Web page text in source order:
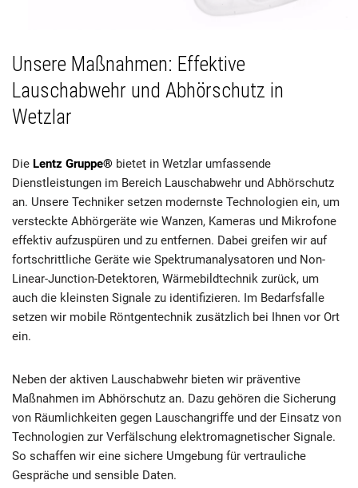
Unsere Maßnahmen: Effektive
Lauschabwehr und Abhörschutz in
Wetzlar
Die Lentz Gruppe® bietet in Wetzlar umfassende
Dienstleistungen im Bereich Lauschabwehr und Abhörschutz
an. Unsere Techniker setzen modernste Technologien ein, um
versteckte Abhörgeräte wie Wanzen, Kameras und Mikrofone
effektiv aufzuspüren und zu entfernen. Dabei greifen wir auf
fortschrittliche Geräte wie Spektrumanalysatoren und Non-
Linear-Junction-Detektoren, Wärmebildtechnik zurück, um
auch die kleinsten Signale zu identifizieren. Im Bedarfsfalle
setzen wir mobile Röntgentechnik zusätzlich bei Ihnen vor Ort
ein.
Neben der aktiven Lauschabwehr bieten wir präventive
Maßnahmen im Abhörschutz an. Dazu gehören die Sicherung
von Räumlichkeiten gegen Lauschangriffe und der Einsatz von
Technologien zur Verfälschung elektromagnetischer Signale.
So schaffen wir eine sichere Umgebung für vertrauliche
Gespräche und sensible Daten.